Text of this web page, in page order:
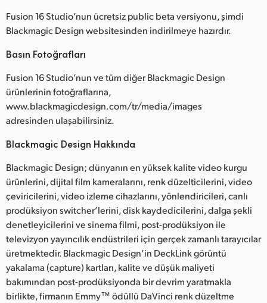
Fusion 16 Studio’nun ücretsiz public beta versiyonu, şimdi
Blackmagic Design websitesinden indirilmeye hazırdır.
Basın Fotoğrafları
Fusion 16 Studio’nun ve tüm diğer Blackmagic Design
ürünlerinin fotoğraflarına,
www.blackmagicdesign.com/tr/media/images
adresinden ulaşabilirsiniz.
Blackmagic Design Hakkında
Blackmagic Design; dünyanın en yüksek kalite video kurgu
ürünlerini, dijital film kameralarını, renk düzelticilerini, video
çeviricilerini, video izleme cihazlarını, yönlendiricileri, canlı
prodüksiyon switcher’lerini, disk kaydedicilerini, dalga şekli
denetleyicilerini ve sinema filmi, post-prodüksiyon ile
televizyon yayıncılık endüstrileri için gerçek zamanlı tarayıcılar
üretmektedir. Blackmagic Design’in DeckLink görüntü
yakalama (capture) kartları, kalite ve düşük maliyeti
bakımından post-prodüksiyonda bir devrim yaratmakla
birlikte, firmanın Emmy™ ödüllü DaVinci renk düzeltme